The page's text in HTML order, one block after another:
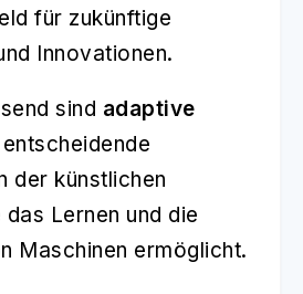
für zukünftige
Innovationen.
sind adaptive
der künstlichen
Lernen und die
Maschinen ermöglicht.